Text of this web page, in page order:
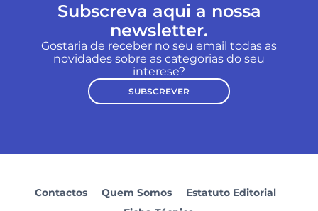
Subscreva aqui a nossa
newsletter.
Gostaria de receber no seu email todas as
novidades sobre as categorias do seu
interese?
SUBSCREVER
Contactos Quem Somos
Estatuto Editorial